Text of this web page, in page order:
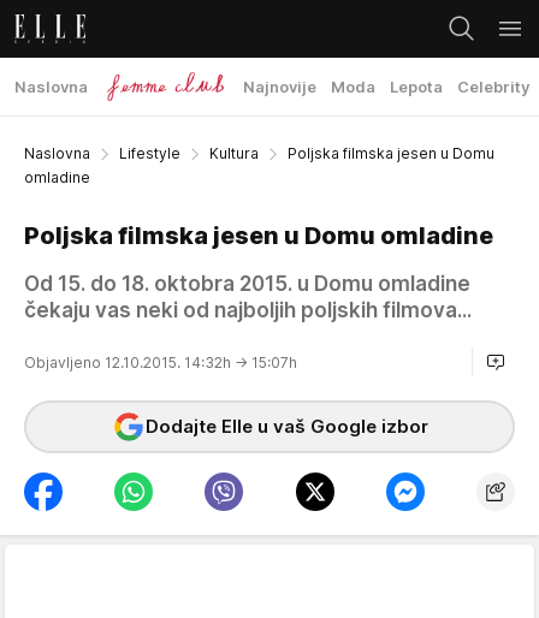
Naslovna Najnovije Moda Lepota Celebrity
Naslovna Lifestyle Kultura
Poljska filmska jesen u Domu
omladine
Poljska filmska jesen u Domu omladine
Od 15. do 18. oktobra 2015. u Domu omladine
čekaju vas neki od najboljih poljskih filmova...
Objavljeno 12.10.2015. 14:32h → 15:07h
Dodajte Elle u vaš Google izbor